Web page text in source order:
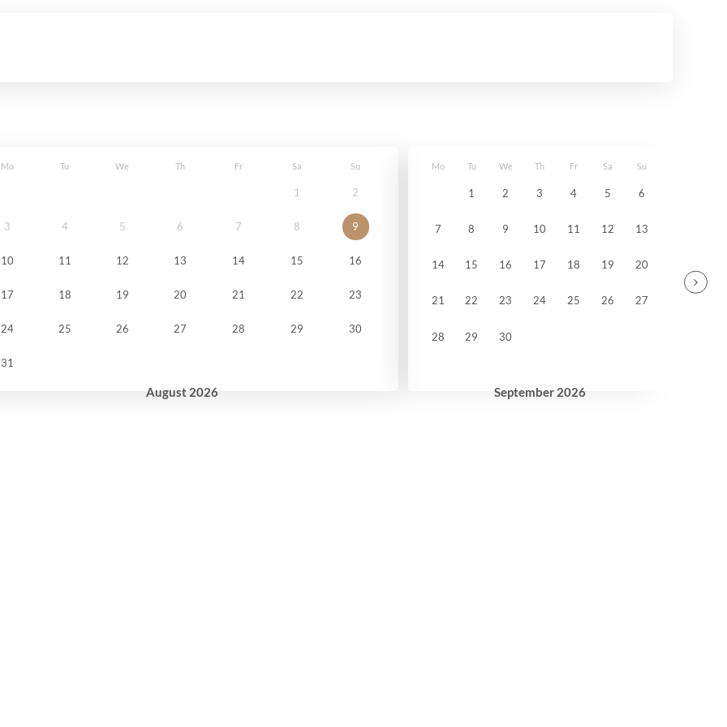
August 2026
Mo Tu We Th Fr Sa Su
1 2
3 4 5 6 7 8 9
10 11 12 13 14 15 16
17 18 19 20 21 22 23
24 25 26 27 28 29 30
31
September 2026
Mo Tu We Th Fr Sa Su
1 2 3 4 5 6
7 8 9 10 11 12 13
14 15 16 17 18 19 20
21 22 23 24 25 26 27
28 29 30